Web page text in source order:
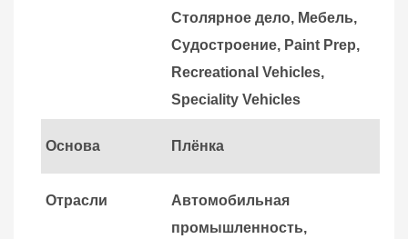
Столярное дело, Мебель,
Судостроение, Paint Prep,
Recreational Vehicles,
Speciality Vehicles
Основа Плёнка
Отрасли
Автомобильная
промышленность,